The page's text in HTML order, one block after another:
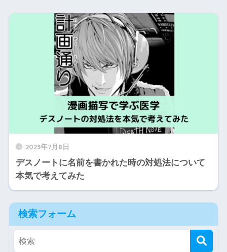
2023年7月8日
デスノートに名前を書かれた時の対処法について
本気で考えてみた
検索フォーム